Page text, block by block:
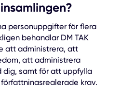
personuppgifter för flera
behandlar DM TAK
att administrera, att
att administrera
dig, samt för att uppfylla
krav.